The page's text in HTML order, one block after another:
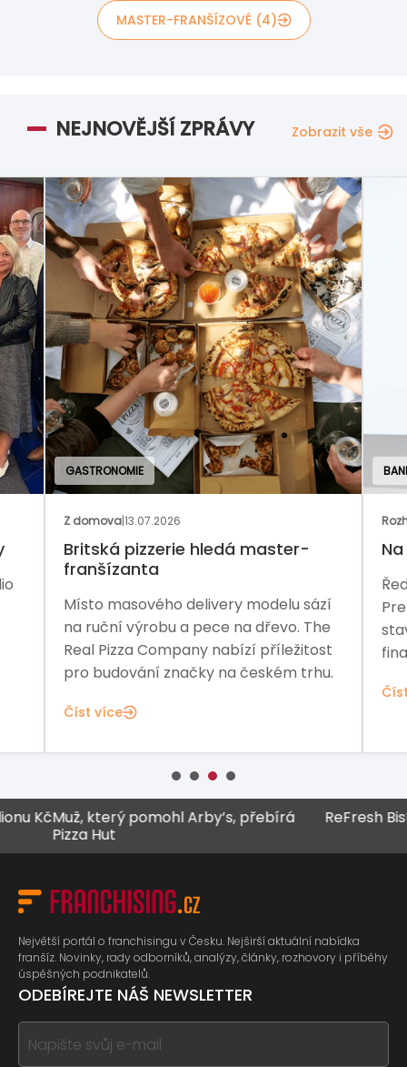
MASTER-FRANŠÍZOVÉ (4)
NEJNOVĚJŠÍ ZPRÁVY Zobrazit vše
GASTRONOMIE
Z domova|13.07.2026
Britská pizzerie hledá master-
franšízanta
Místo masového delivery modelu sází
na ruční výrobu a pece na dřevo. The
Real Pizza Company nabízí příležitost
pro budování značky na českém trhu.
Číst více
který pomohl Arby’s, přebírá
ReFresh Bistro za
Největší portál o franchisingu v Česku. Nejširší aktuální nabídka
franšíz. Novinky, rady odborníků, analýzy, články, rozhovory i příběhy
úspěšných podnikatelů.
ODEBÍREJTE NÁŠ NEWSLETTER
If
you